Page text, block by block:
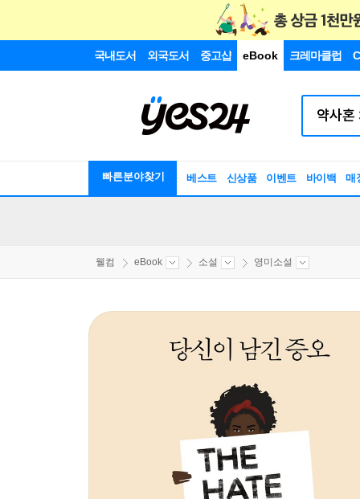
국내도서 외국도서 중고샵 eBook 크레마클럽
빠른분야찾기 베스트 신상품 이벤트 바이백 매
웰컴 eBook 소설 영미소설